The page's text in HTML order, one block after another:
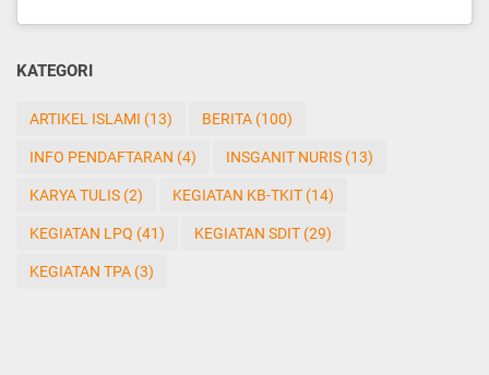
KATEGORI
ARTIKEL ISLAMI (13) BERITA (100)
INFO PENDAFTARAN (4) INSGANIT NURIS (13)
KARYA TULIS (2) KEGIATAN KB-TKIT (14)
KEGIATAN LPQ (41) KEGIATAN SDIT (29)
KEGIATAN TPA (3)